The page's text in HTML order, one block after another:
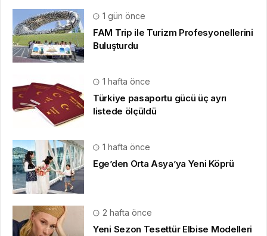
1 gün önce
FAM Trip ile Turizm Profesyonellerini
Buluşturdu
1 hafta önce
Türkiye pasaportu gücü üç ayrı
listede ölçüldü
1 hafta önce
Ege’den Orta Asya’ya Yeni Köprü
2 hafta önce
Yeni Sezon Tesettür Elbise Modelleri